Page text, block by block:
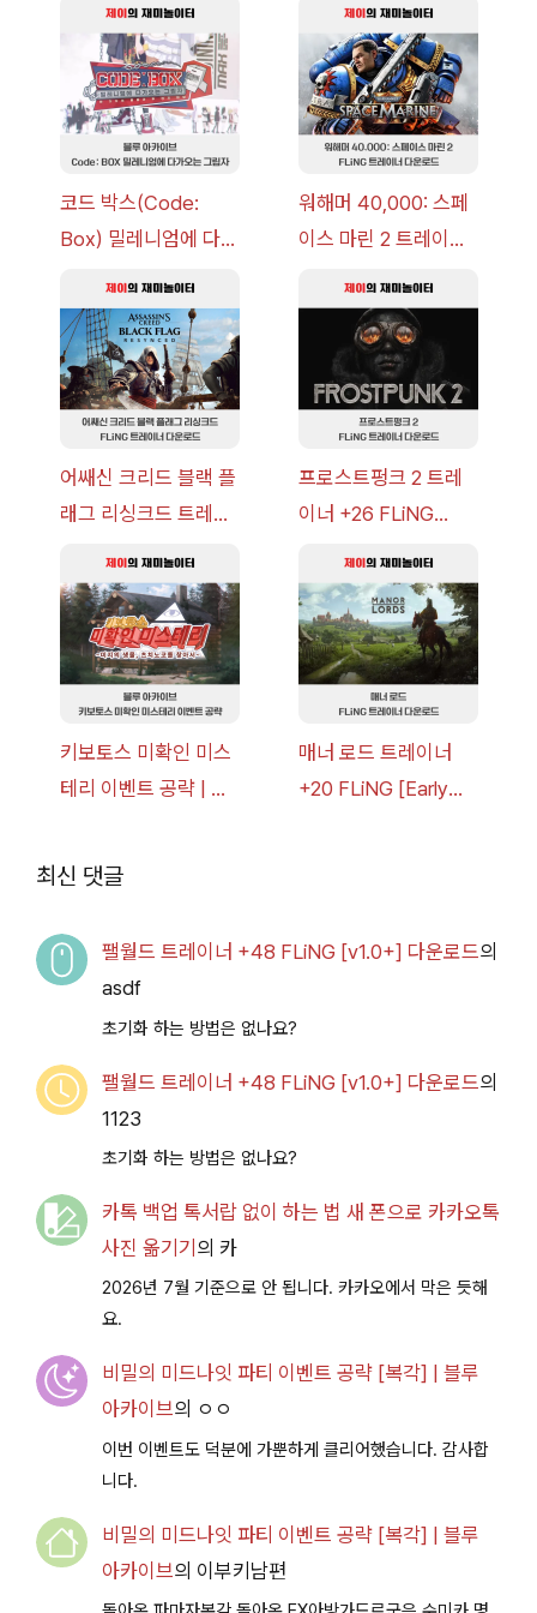
코드 박스(Code:
Box) 밀레니엄에 다가
략 [복각] | 블루 아카
이브
워해머 40,000: 스페
이스 마린 2 트레이너
v14.0+] 다운로드
어쌔신 크리드 블랙 플
래그 리싱크드 트레이
v1.0+] 다운로드
프로스트펑크 2 트레
이너 +26 FLiNG
드
키보토스 미확인 미스
테리 이벤트 공략 | 블
매너 로드 트레이너
+20 FLiNG [Early
최신 댓글
팰월드 트레이너 +48 FLiNG [v1.0+] 다운로드의
asdf
초기화 하는 방법은 없나요?
팰월드 트레이너 +48 FLiNG [v1.0+] 다운로드의
1123
초기화 하는 방법은 없나요?
카톡 백업 톡서랍 없이 하는 법 새 폰으로 카카오톡
사진 옮기기 의 카
2026년 7월 기준으로 안 됩니다. 카카오에서 막은 듯해
요.
비밀의 미드나잇 파티 이벤트 공략 [복각] | 블루
아카이브의 ㅇㅇ
이번 이벤트도 덕분에 가뿐하게 클리어했습니다. 감사합
니다.
비밀의 미드나잇 파티 이벤트 공략 [복각] | 블루
아카이브의 이부키남편